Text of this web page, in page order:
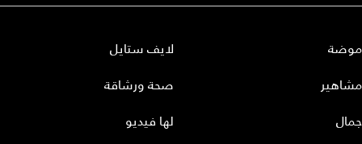
موضة
مشاهير
جمال
لايف ستايل
صحة ورشاقة
لها فيديو